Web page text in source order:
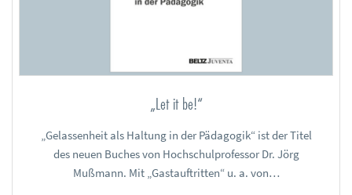
„Let it be!“
„Gelassenheit als Haltung in der Pädagogik“ ist der Titel
des neuen Buches von Hochschulprofessor Dr. Jörg
Mußmann. Mit „Gastauftritten“ u. a. von…